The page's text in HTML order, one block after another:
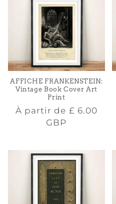
AFFICHE FRANKENSTEIN:
Vintage Book Cover Art
Print
Prix
habituel
À partir de £ 6.00
GBP